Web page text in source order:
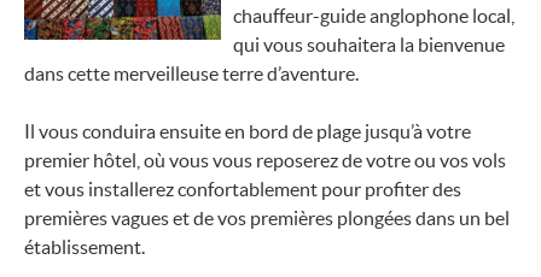
chauffeur-guide anglophone local,
qui vous souhaitera la bienvenue
dans cette merveilleuse terre d’aventure.
Il vous conduira ensuite en bord de plage jusqu’à votre
premier hôtel, où vous vous reposerez de votre ou vos vols
et vous installerez confortablement pour profiter des
premières vagues et de vos premières plongées dans un bel
établissement.